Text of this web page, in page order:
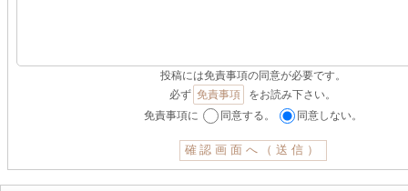
投稿には免責事項の同意が必要です。
必ず 免責事項
をお読み下さい。
免責事項に
同意する。 同意しない。